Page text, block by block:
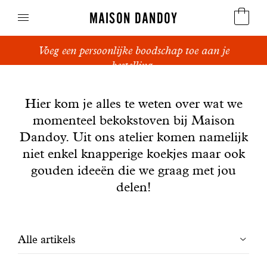
MAISON DANDOY
Speculoos
Suikerbrood en peperkoek
Cakes
Snoepgoed
Voeg een persoonlijke boodschap toe aan je
bestelling.
Hier kom je alles te weten over wat we
momenteel bekokstoven bij Maison
Dandoy. Uit ons atelier komen namelijk
niet enkel knapperige koekjes maar ook
gouden ideeën die we graag met jou
delen!
Filtrer
Alle artikels